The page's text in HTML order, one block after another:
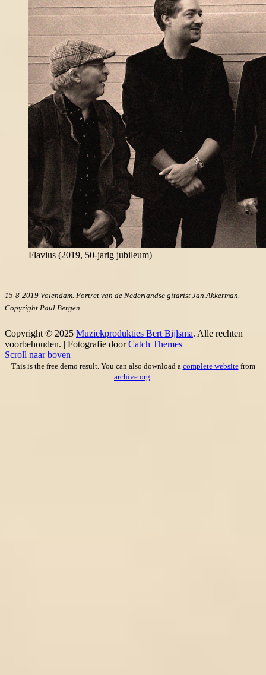
Flavius (2019, 50-jarig jubileum)
15-8-2019 Volendam. Portret van de Nederlandse gitarist Jan Akkerman.
Copyright Paul Bergen
Copyright © 2025 Muziekprodukties Bert Bijlsma. Alle rechten
voorbehouden. | Fotografie doorCatch Themes
Scroll naar boven
This is the free demo result. You can also download a complete websitefrom
archive.org.